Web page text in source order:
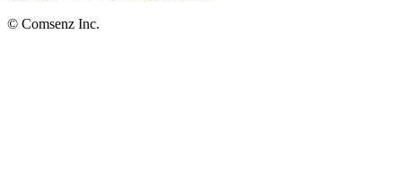
© Comsenz Inc.